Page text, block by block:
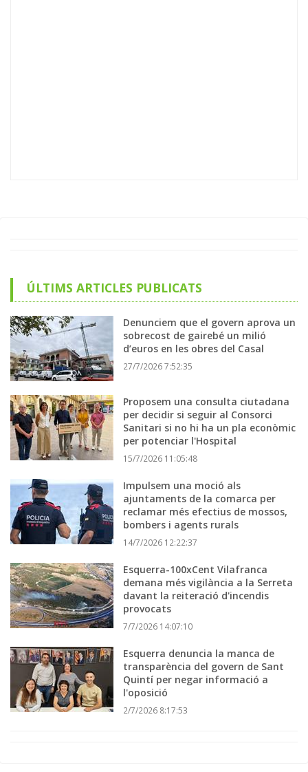
ÚLTIMS ARTICLES PUBLICATS
Denunciem que el govern aprova un
sobrecost de gairebé un milió
d’euros en les obres del Casal
27/7/2026 7:52:35
Proposem una consulta ciutadana
per decidir si seguir al Consorci
Sanitari si no hi ha un pla econòmic
per potenciar l'Hospital
15/7/2026 11:05:48
Impulsem una moció als
ajuntaments de la comarca per
reclamar més efectius de mossos,
bombers i agents rurals
14/7/2026 12:22:37
Esquerra-100xCent Vilafranca
demana més vigilància a la Serreta
davant la reiteració d'incendis
provocats
7/7/2026 14:07:10
Esquerra denuncia la manca de
transparència del govern de Sant
Quintí per negar informació a
l'oposició
2/7/2026 8:17:53